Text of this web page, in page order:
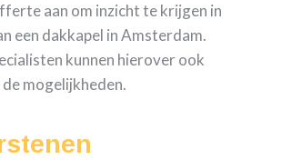
aan om inzicht te krijgen in
een dakkapel in Amsterdam.
kunnen hierover ook
mogelijkheden.